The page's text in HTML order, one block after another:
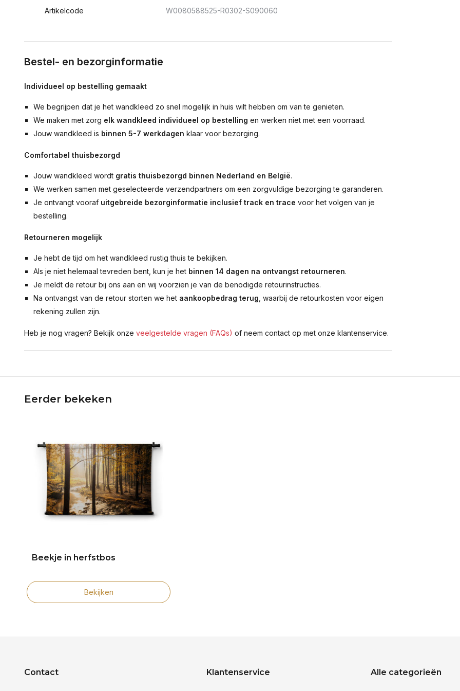
Artikelcode W0080588525-R0302-S090060
Bestel- en bezorginformatie
Individueel op bestelling gemaakt
We begrijpen dat je het wandkleed zo snel mogelijk in huis wilt hebben om van te genieten.
We maken met zorg elk wandkleed individueel op bestelling en werken niet met een voorraad.
Jouw wandkleed is binnen 5-7 werkdagen klaar voor bezorging.
Comfortabel thuisbezorgd
Jouw wandkleed wordt gratis thuisbezorgd binnen Nederland en België.
We werken samen met geselecteerde verzendpartners om een zorgvuldige bezorging te garanderen.
Je ontvangt vooraf uitgebreide bezorginformatie inclusief track en trace voor het volgen van je
bestelling.
Retourneren mogelijk
Je hebt de tijd om het wandkleed rustig thuis te bekijken.
Als je niet helemaal tevreden bent, kun je het binnen 14 dagen na ontvangst retourneren.
Je meldt de retour bij ons aan en wij voorzien je van de benodigde retourinstructies.
Na ontvangst van de retour storten we het aankoopbedrag terug , waarbij de retourkosten voor eigen
rekening zullen zijn.
Heb je nog vragen? Bekijk onze veelgestelde vragen (FAQs) of neem contact op met onze klantenservice.
Eerder bekeken
Beekje in herfstbos
Bekijken
Contact Klantenservice Alle categorieën